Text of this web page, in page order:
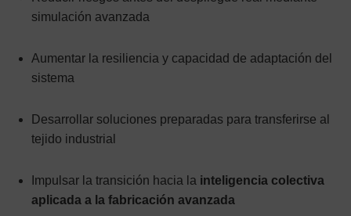
simulación avanzada
Aumentar la resiliencia y capacidad de adaptación del
sistema
Desarrollar soluciones preparadas para transferirse al
tejido industrial
Impulsar la transición hacia la inteligencia colectiva
aplicada a la fabricación avanzada